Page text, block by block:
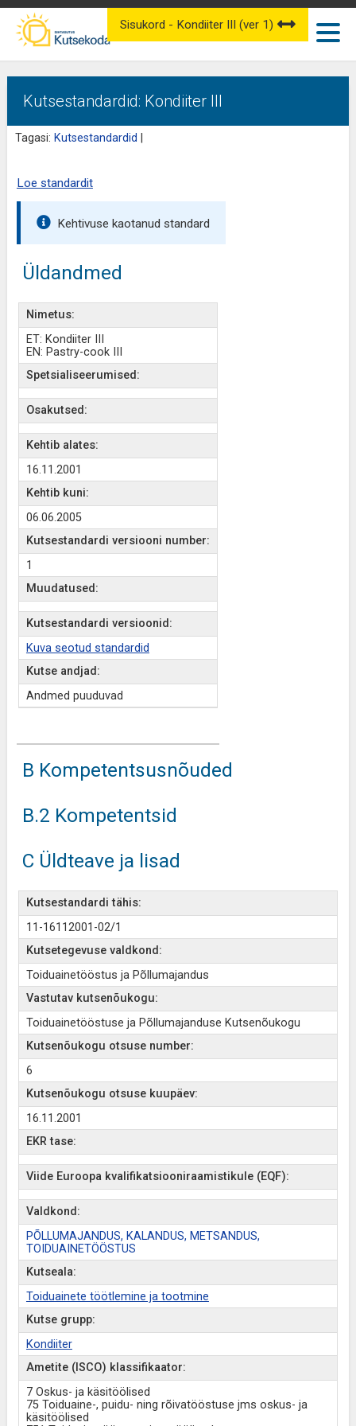
Kutsestandardid: Kondiiter III
Tagasi: Kutsestandardid
Sisukord - Kondiiter III (ver 1)
Loe standardit
Kehtivuse kaotanud standard
Üldandmed
Nimetus:
ET: Kondiiter III
EN: Pastry-cook III
Spetsialiseerumised:
Osakutsed:
Kehtib alates:
16.11.2001
Kehtib kuni:
06.06.2005
Kutsestandardi versiooni number:
1
Muudatused:
Kutsestandardi versioonid:
Kuva seotud standardid
Kutse andjad:
Andmed puuduvad
B Kompetentsusnõuded
B.2 Kompetentsid
C Üldteave ja lisad
Kutsestandardi tähis:
11-16112001-02/1
Kutsetegevuse valdkond:
Toiduainetööstus ja Põllumajandus
Vastutav kutsenõukogu:
Toiduainetööstuse ja Põllumajanduse Kutsenõukogu
Kutsenõukogu otsuse number:
6
Kutsenõukogu otsuse kuupäev:
16.11.2001
EKR tase:
Viide Euroopa kvalifikatsiooniraamistikule (EQF):
Valdkond:
PÕLLUMAJANDUS, KALANDUS, METSANDUS,
TOIDUAINETÖÖSTUS
Kutseala:
Toiduainete töötlemine ja tootmine
Kutse grupp:
Kondiiter
Ametite (ISCO) klassifikaator:
7 Oskus- ja käsitöölised
75 Toiduaine-, puidu- ning rõivatööstuse jms oskus- ja
käsitöölised